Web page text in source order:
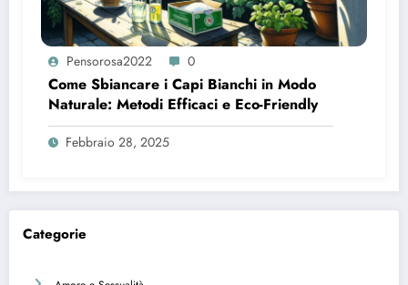
Pensorosa2022 0
Come Sbiancare i Capi Bianchi in Modo
Naturale: Metodi Efficaci e Eco-Friendly
Febbraio 28, 2025
Categorie